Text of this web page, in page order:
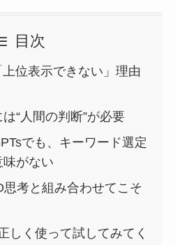
目次
位表示できない」理由
“人間の判断”が必要
でも、キーワード選定
がない
考と組み合わせてこそ
しく使って試してみてく